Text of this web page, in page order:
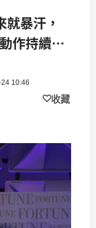
暴汗，
作持續
10:46
收藏